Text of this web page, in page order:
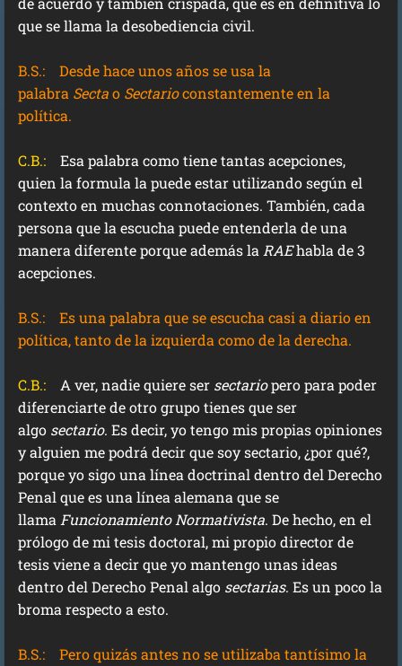
que se llama la desobediencia civil.
B.S.:
Desde hace unos años se usa la
palabra Sectao Sectarioconstantemente en la
política.
C.B.: Esa palabra como tiene tantas acepciones,
quien la formula la puede estar utilizando según el
contexto en muchas connotaciones. También, cada
persona que la escucha puede entenderla de una
manera diferente porque además la RAEhabla de 3
acepciones.
B.S.:
Es una palabra que se escucha casi a diario en
política, tanto de la izquierda como de la derecha.
C.B.: A ver, nadie quiere ser sectariopero para poder
diferenciarte de otro grupo tienes que ser
algo sectario. Es decir, yo tengo mis propias opiniones
y alguien me podrá decir que soy sectario, ¿por qué?,
porque yo sigo una línea doctrinal dentro del Derecho
Penal que es una línea alemana que se
llama Funcionamiento Normativista. De hecho, en el
prólogo de mi tesis doctoral, mi propio director de
tesis viene a decir que yo mantengo unas ideas
dentro del Derecho Penal algo sectarias. Es un poco la
broma respecto a esto.
B.S.:
Pero quizás antes no se utilizaba tantísimo la